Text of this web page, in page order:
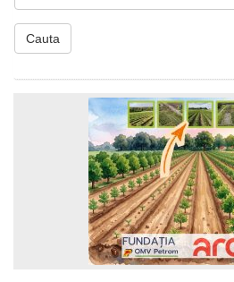
Cauta